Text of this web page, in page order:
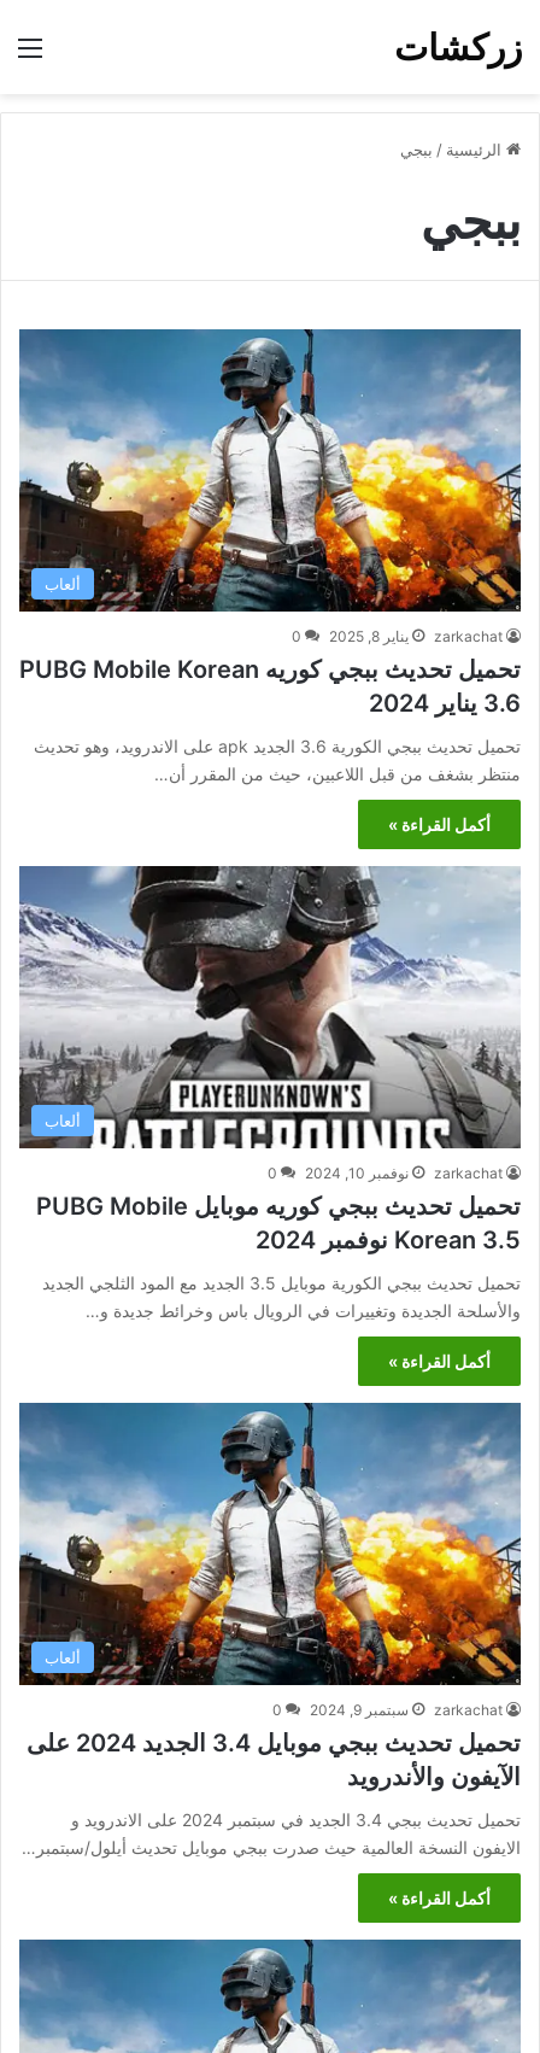
زركشات
الرئيسية / ببجي
ببجي
ألعاب
zarkachat يناير 8, 2025 0
تحميل تحديث ببجي كوريه PUBG Mobile Korean
3.6 يناير 2024
تحميل تحديث ببجي الكورية 3.6 الجديد apk على الاندرويد، وهو تحديث
منتظر بشغف من قبل اللاعبين، حيث من المقرر أن…
أكمل القراءة »
ألعاب
zarkachat نوفمبر 10, 2024 0
تحميل تحديث ببجي كوريه موبايل PUBG Mobile
Korean 3.5 نوفمبر 2024
تحميل تحديث ببجي الكورية موبايل 3.5 الجديد مع المود الثلجي الجديد
والأسلحة الجديدة وتغييرات في الرويال باس وخرائط جديدة و…
أكمل القراءة »
ألعاب
zarkachat سبتمبر 9, 2024 0
تحميل تحديث ببجي موبايل 3.4 الجديد 2024 على
الآيفون والأندرويد
تحميل تحديث ببجي 3.4 الجديد في سبتمبر 2024 على الاندرويد و
الايفون النسخة العالمية حيث صدرت ببجي موبايل تحديث أيلول/سبتمبر…
أكمل القراءة »